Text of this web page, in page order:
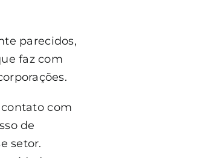
parecidos,
faz com
com
de
setor.